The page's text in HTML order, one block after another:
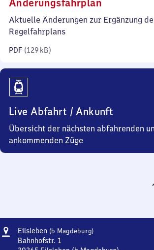
Änderungsfahrplan
129
Aktuelle Änderungen zur Ergänzung
Regelfahrplans
PDF (129 kB)
Live Abfahrt / Ankunft
Übersicht der nächsten abfahrenden
ankommenden Züge
Adresse
Eilsleben (b Magdeburg)Eilsleben
Bahnhofstr. 1